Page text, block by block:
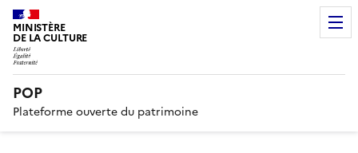
MINISTÈRE
DE LA CULTURE
POP
Plateforme ouverte du patrimoine